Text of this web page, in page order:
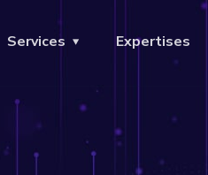
Services Expertises